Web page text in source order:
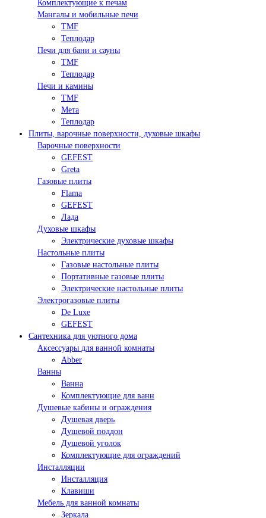
Комплектующие к печам
Мангалы и мобильные печи
TMF
Теплодар
Печи для бани и сауны
TMF
Теплодар
Печи и камины
TMF
Мета
Теплодар
Плиты, варочные поверхности, духовые шкафы
Варочные поверхности
GEFEST
Greta
Газовые плиты
Flama
GEFEST
Лада
Духовые шкафы
Электрические духовые шкафы
Настольные плиты
Газовые настольные плиты
Портативные газовые плиты
Электрические настольные плиты
Электрогазовые плиты
De Luxe
GEFEST
Сантехника для уютного дома
Аксессуары для ванной комнаты
Abber
Ванны
Ванна
Комплектующие для ванн
Душевые кабины и ограждения
Душевая дверь
Душевой поддон
Душевой уголок
Комплектующие для ограждений
Инсталляции
Инсталляция
Клавиши
Мебель для ванной комнаты
Зеркала